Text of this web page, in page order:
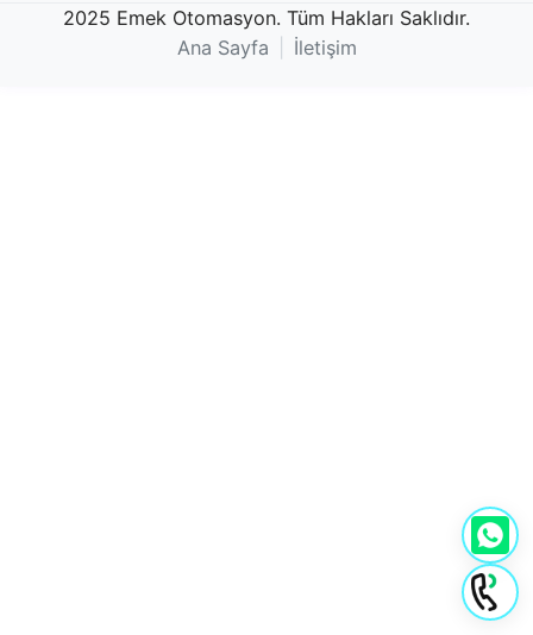
2025 Emek Otomasyon. Tüm Hakları Saklıdır.
Ana Sayfa
İletişim